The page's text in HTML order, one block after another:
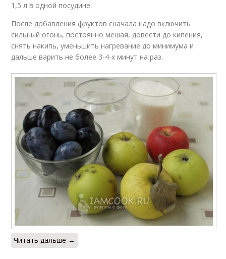
1,5 л в одной посудине.
После добавления фруктов сначала надо включить
сильный огонь, постоянно мешая, довести до кипения,
снять накипь, уменьшить нагревание до минимума и
дальше варить не более 3-4-х минут на раз.
Читать дальше →